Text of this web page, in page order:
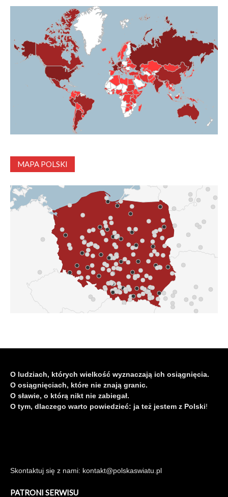
MAPA POLSKI
O ludziach, których wielkość wyznaczają ich osiągnięcia.
O osiągnięciach, które nie znają granic.
O sławie, o którą nikt nie zabiegał.
O tym, dlaczego warto powiedzieć: ja też jestem z Polski!
Skontaktuj się z nami: kontakt@polskaswiatu.pl
PATRONI SERWISU